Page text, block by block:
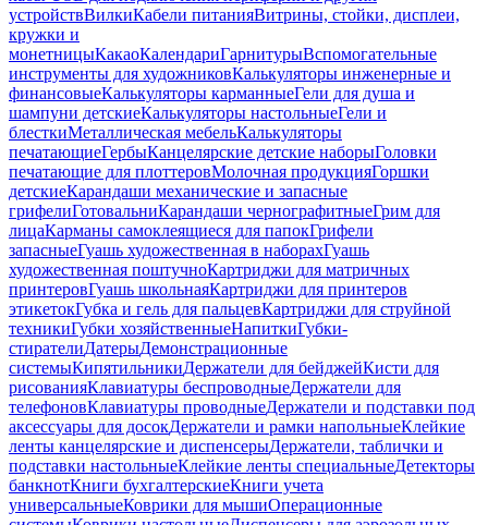
устройствВилкиКабели питанияВитрины, стойки, дисплеи,
кружки и
монетницыКакаоКалендариГарнитурыВспомогательные
инструменты для художниковКалькуляторы инженерные и
финансовыеКалькуляторы карманныеГели для душа и
шампуни детскиеКалькуляторы настольныеГели и
блесткиМеталлическая мебельКалькуляторы
печатающиеГербыКанцелярские детские наборыГоловки
печатающие для плоттеровМолочная продукцияГоршки
детскиеКарандаши механические и запасные
грифелиГотовальниКарандаши чернографитныеГрим для
лицаКарманы самоклеящиеся для папокГрифели
запасныеГуашь художественная в наборахГуашь
художественная поштучноКартриджи для матричных
принтеровГуашь школьнаяКартриджи для принтеров
этикетокГубка и гель для пальцевКартриджи для струйной
техникиГубки хозяйственныеНапиткиГубки-
стирателиДатерыДемонстрационные
системыКипятильникиДержатели для бейджейКисти для
рисованияКлавиатуры беспроводныеДержатели для
телефоновКлавиатуры проводныеДержатели и подставки под
аксессуары для досокДержатели и рамки напольныеКлейкие
ленты канцелярские и диспенсерыДержатели, таблички и
подставки настольныеКлейкие ленты специальныеДетекторы
банкнотКниги бухгалтерскиеКниги учета
универсальныеКоврики для мышиОперационные